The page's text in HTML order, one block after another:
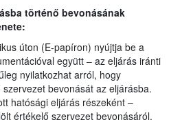
történő bevonásának
úton (E-papíron) nyújtja be a
együtt – az eljárás iránti
nyilatkozhat arról, hogy
bevonását az eljárásba.
hatósági eljárás részeként –
értékelő szervezet bevonásáról.